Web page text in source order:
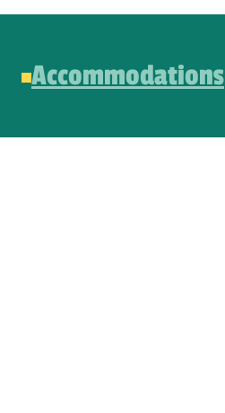
Accommodations